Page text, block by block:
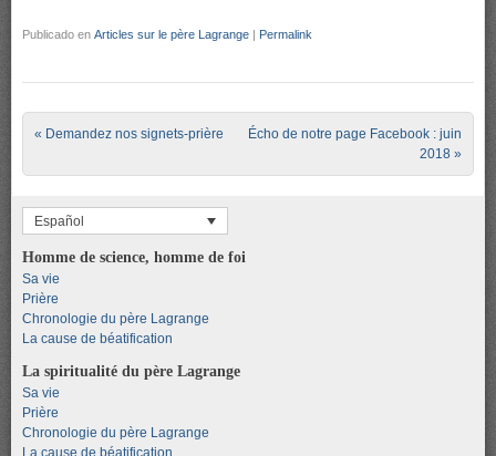
Publicado en Articles sur le père Lagrange | Permalink
Post navigation
« Demandez nos signets-prière
Écho de notre page Facebook : juin
2018 »
Español
Homme de science, homme de foi
Sa vie
Prière
Chronologie du père Lagrange
La cause de béatification
La spiritualité du père Lagrange
Sa vie
Prière
Chronologie du père Lagrange
La cause de béatification